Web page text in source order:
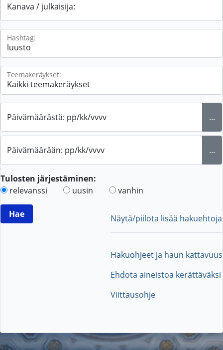
Kanava / julkaisija:
Hashtag:
Teemakeräykset:
Päivämäärästä: pp/kk/vvvv ...
Päivämäärään: pp/kk/vvvv ...
Tulosten järjestäminen:
relevanssi
uusin vanhin
Näytä/piilota lisää hakuehtoja
Hakuohjeet ja haun kattavuus
Ehdota aineistoa kerättäväksi
Viittausohje